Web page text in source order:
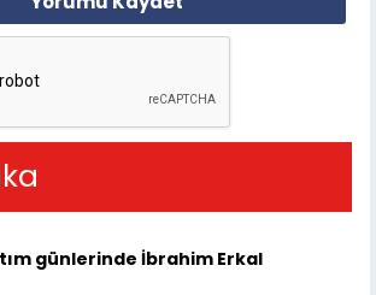
günlerinde İbrahim Erkal